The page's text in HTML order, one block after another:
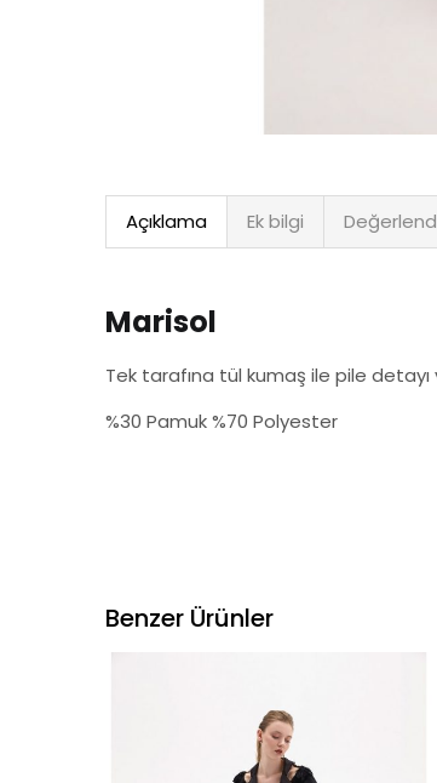
Açıklama Ek bilgi
Marisol
Tek tarafına tül kumaş ile pile
%30 Pamuk %70 Polyester
Benzer Ürünler